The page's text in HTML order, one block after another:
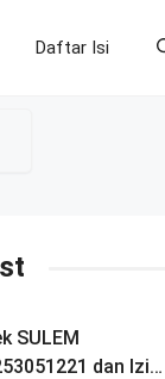
Daftar Isi
SULEM
dan Izin